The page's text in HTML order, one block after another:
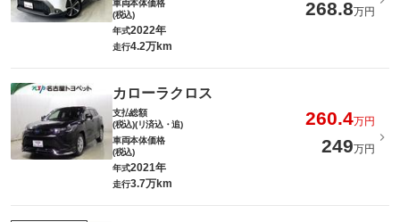
車両本体価格
(税込)
268.8万円
年式2022年
走行4.2万km
カローラクロス
支払総額
(税込)(リ済込・追)
260.4万円
車両本体価格
(税込)
249万円
年式2021年
走行3.7万km